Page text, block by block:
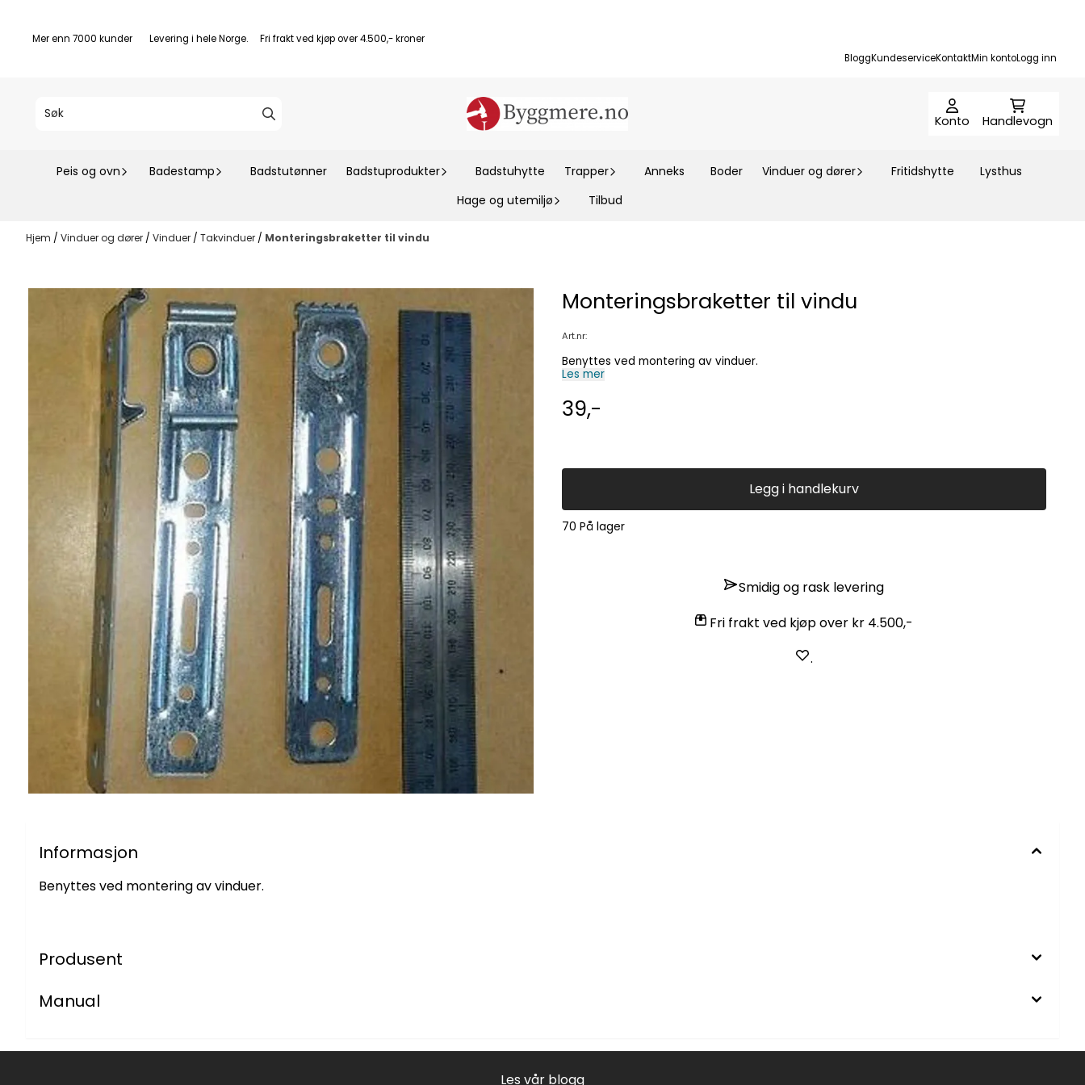
Mer enn 7000 kunder Levering i hele Norge. Fri frakt ved kjøp over 4.500,- kroner
BloggKundeserviceKontaktMin kontoLogg inn
Konto Handlevogn
Peis og ovn Badestamp Badstutønner Badstuprodukter Badstuhytte Trapper Anneks Boder Vinduer og dører Fritidshytte
Lysthus
Hage og utemiljø
Tilbud
Hjem / Vinduer og dører / Vinduer / Takvinduer / Monteringsbraketter til vindu
Monteringsbraketter til vindu
Art.nr:
Benyttes ved montering av vinduer.
Les mer
39,-
Legg i handlekurv
70 På lager
Smidig og rask levering
Fri frakt ved kjøp over kr 4.500,-
.
Informasjon
Benyttes ved montering av vinduer.
Produsent
Manual
Les vår blogg